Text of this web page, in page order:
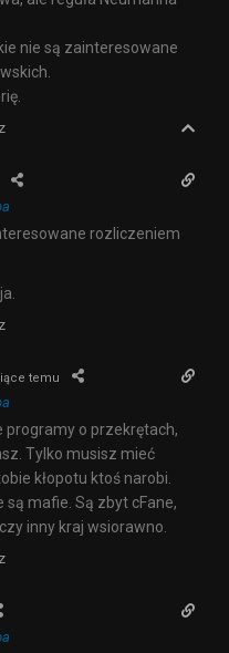
nie są zainteresowane
rozliczeniem
temu
programy o przekrętach,
Tylko musisz mieć
kłopotu ktoś narobi.
są mafie. Są zbyt cFane,
inny kraj wsiorawno.